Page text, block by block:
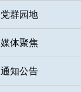
党群园地
媒体聚焦
通知公告